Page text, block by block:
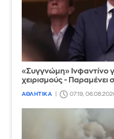
«Συγγνώμη» Ινφαντίνο
χειρισμούς - Παραμένει
ΑΘΛΗΤΙΚΑ 07:19,